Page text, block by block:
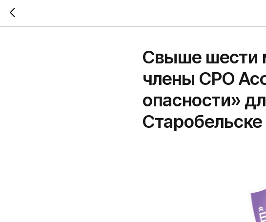
Свыше шести
члены СРО
опасности»
Старобельске